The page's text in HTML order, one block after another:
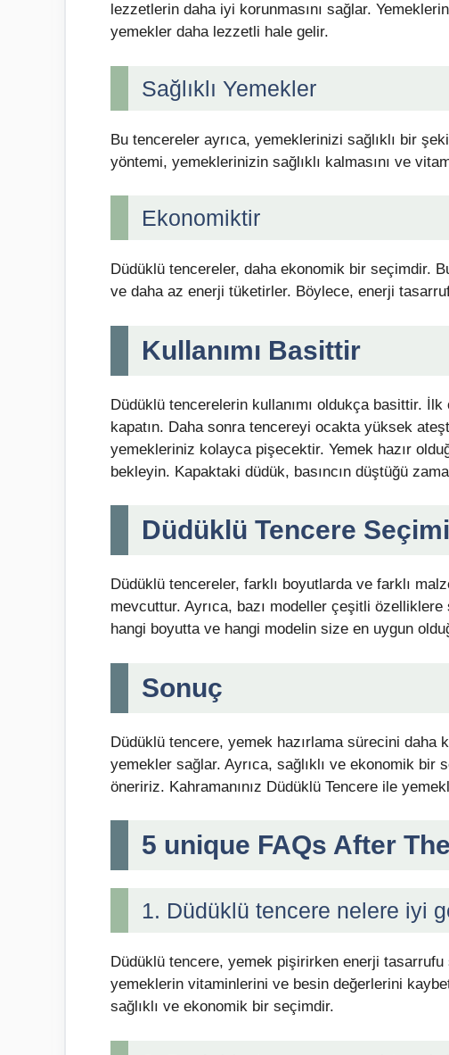
lezzetlerin daha iyi korunmasını sağlar.
yemekler daha lezzetli hale gelir.
Sağlıklı Yemekler
Bu tencereler ayrıca, yemeklerinizi sağlıklı bir
yöntemi, yemeklerinizin sağlıklı kalmasını ve
Ekonomiktir
Düdüklü tencereler, daha ekonomik bir seçimdir.
ve daha az enerji tüketirler. Böylece, enerji
Kullanımı Basittir
Düdüklü tencerelerin kullanımı oldukça basittir.
kapatın. Daha sonra tencereyi ocakta yüksek
yemekleriniz kolayca pişecektir. Yemek hazır
bekleyin. Kapaktaki düdük, basıncın düştüğü
Düdüklü Tencere Seçimi
Düdüklü tencereler, farklı boyutlarda ve farklı
mevcuttur. Ayrıca, bazı modeller çeşitli
hangi boyutta ve hangi modelin size en uygun
Sonuç
Düdüklü tencere, yemek hazırlama sürecini daha
yemekler sağlar. Ayrıca, sağlıklı ve ekonomik
öneririz. Kahramanınız Düdüklü Tencere ile
5 unique FAQs After
1. Düdüklü tencere nelere iyi
Düdüklü tencere, yemek pişirirken enerji
yemeklerin vitaminlerini ve besin değerlerini
sağlıklı ve ekonomik bir seçimdir.